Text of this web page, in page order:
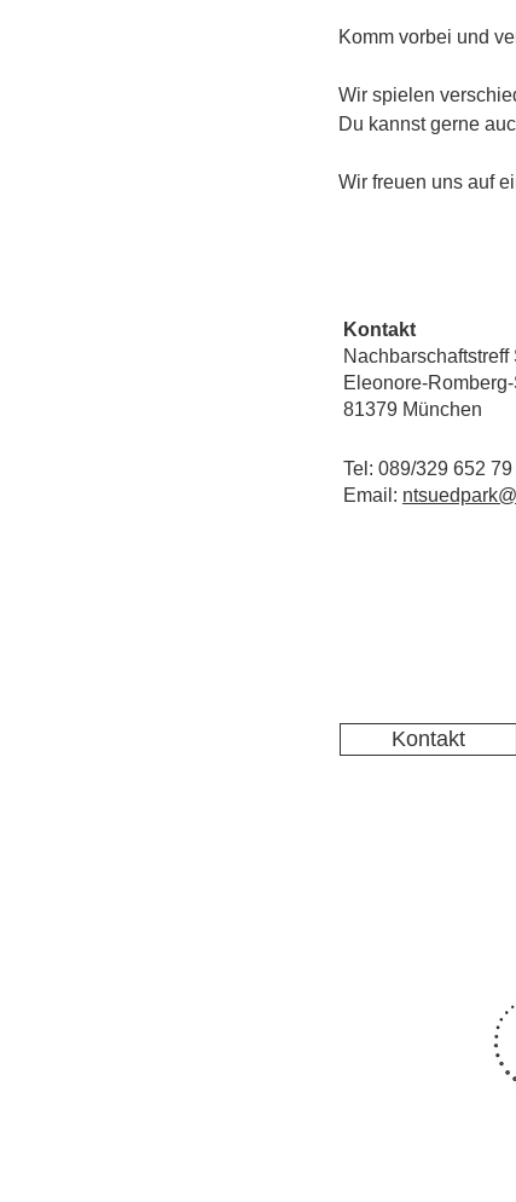
Komm vorbei und
Wir spielen
Du kannst gerne
Wir freuen uns auf
Kontakt
Nachbarschaftstreff
Eleonore-
81379 München
Tel: 089/329 652 79
Email:
Kontakt